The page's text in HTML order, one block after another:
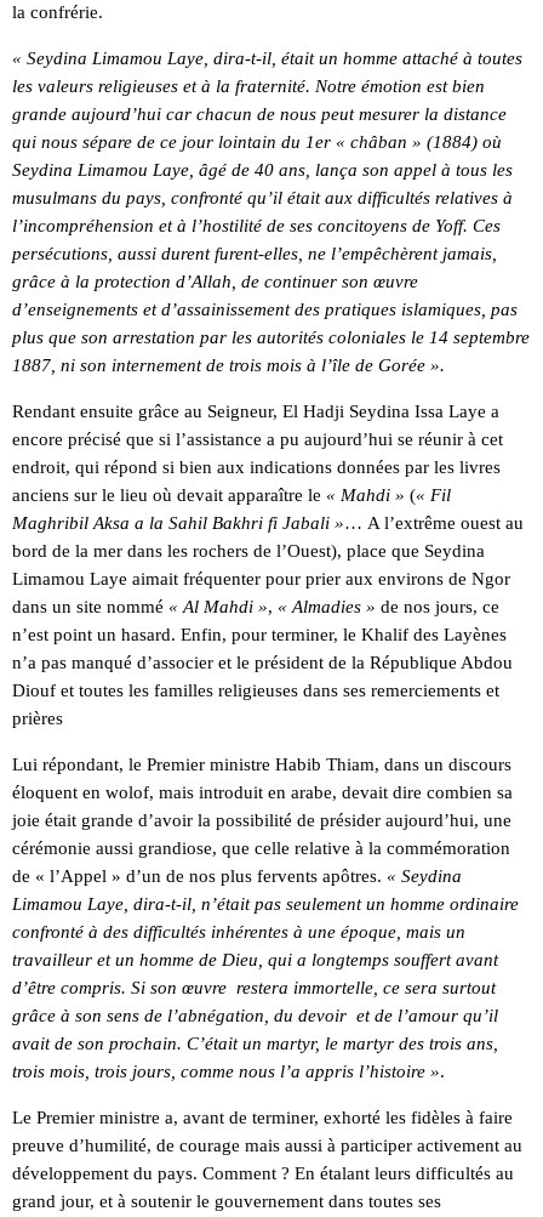
la confrérie.
« Seydina Limamou Laye, dira-t-il, était un homme attaché à toutes
les valeurs religieuses et à la fraternité. Notre émotion est bien
grande aujourd’hui car chacun de nous peut mesurer la distance
qui nous sépare de ce jour lointain du 1er « châban » (1884) où
Seydina Limamou Laye, âgé de 40 ans, lança son appel à tous les
musulmans du pays, confronté qu’il était aux difficultés relatives à
l’incompréhension et à l’hostilité de ses concitoyens de Yoff. Ces
persécutions, aussi durent furent-elles, ne l’empêchèrent jamais,
grâce à la protection d’Allah, de continuer son œuvre
d’enseignements et d’assainissement des pratiques islamiques, pas
plus que son arrestation par les autorités coloniales le 14 septembre
1887, ni son internement de trois mois à l’île de Gorée ».
Rendant ensuite grâce au Seigneur, El Hadji Seydina Issa Laye a
encore précisé que si l’assistance a pu aujourd’hui se réunir à cet
endroit, qui répond si bien aux indications données par les livres
anciens sur le lieu où devait apparaître le « Mahdi » (« Fil
Maghribil Aksa a la Sahil Bakhri fi Jabali »… A l’extrême ouest au
bord de la mer dans les rochers de l’Ouest), place que Seydina
Limamou Laye aimait fréquenter pour prier aux environs de Ngor
dans un site nommé « Al Mahdi », « Almadies » de nos jours, ce
n’est point un hasard. Enfin, pour terminer, le Khalif des Layènes
n’a pas manqué d’associer et le président de la République Abdou
Diouf et toutes les familles religieuses dans ses remerciements et
prières
Lui répondant, le Premier ministre Habib Thiam, dans un discours
éloquent en wolof, mais introduit en arabe, devait dire combien sa
joie était grande d’avoir la possibilité de présider aujourd’hui, une
cérémonie aussi grandiose, que celle relative à la commémoration
de « l’Appel » d’un de nos plus fervents apôtres. « Seydina
Limamou Laye, dira-t-il, n’était pas seulement un homme ordinaire
confronté à des difficultés inhérentes à une époque, mais un
travailleur et un homme de Dieu, qui a longtemps souffert avant
d’être compris. Si son œuvre restera immortelle, ce sera surtout
grâce à son sens de l’abnégation, du devoir et de l’amour qu’il
avait de son prochain. C’était un martyr, le martyr des trois ans,
trois mois, trois jours, comme nous l’a appris l’histoire ».
Le Premier ministre a, avant de terminer, exhorté les fidèles à faire
preuve d’humilité, de courage mais aussi à participer activement au
développement du pays. Comment ? En étalant leurs difficultés au
grand jour, et à soutenir le gouvernement dans toutes ses